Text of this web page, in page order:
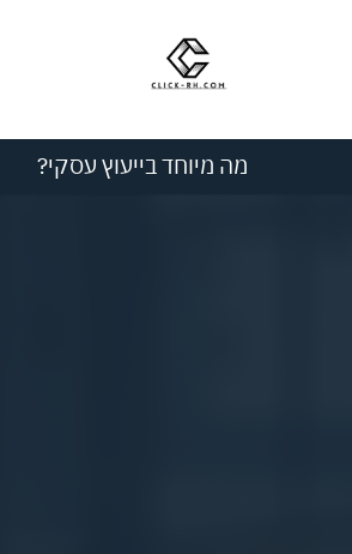
מה מיוחד בייעוץ עסקי?